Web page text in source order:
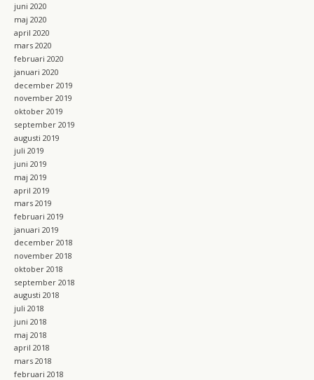
juni 2020
maj 2020
april 2020
mars 2020
februari 2020
januari 2020
december 2019
november 2019
oktober 2019
september 2019
augusti 2019
juli 2019
juni 2019
maj 2019
april 2019
mars 2019
februari 2019
januari 2019
december 2018
november 2018
oktober 2018
september 2018
augusti 2018
juli 2018
juni 2018
maj 2018
april 2018
mars 2018
februari 2018